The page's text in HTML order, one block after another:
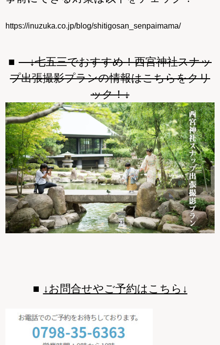
https://inuzuka.co.jp/blog/shitigosan_senpaimama/
↓七五三でおすすめ！西宮神社スナッ
プ出張撮影プランの情報はこちらをクリ
ック！↓
↓お問合せやご予約はこちら↓